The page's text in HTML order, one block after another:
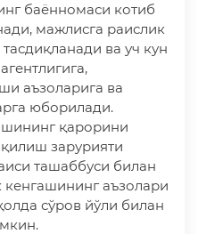
баённомаси котиб
мажлисга раислик
ва уч кун
аъзоларига ва
юборилади.
қарорини
зарурияти
ташаббуси билан
аъзолари
сўров йўли билан